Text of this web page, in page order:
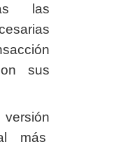
las
sus
más